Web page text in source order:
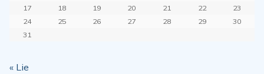
17
18 19 20 21 22
23
24
25 26 27 28 29
30
31
« Lie